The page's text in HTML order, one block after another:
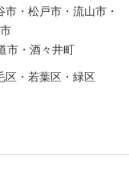
・松戸市・流山市・
市・酒々井町
区・若葉区・緑区